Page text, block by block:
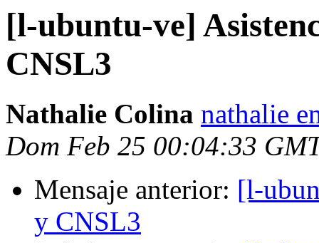
[l-ubuntu-ve]
CNSL3
Nathalie Colina nathalie
Dom Feb 25 00:04:33
Mensaje anterior: [l-
y CNSL3